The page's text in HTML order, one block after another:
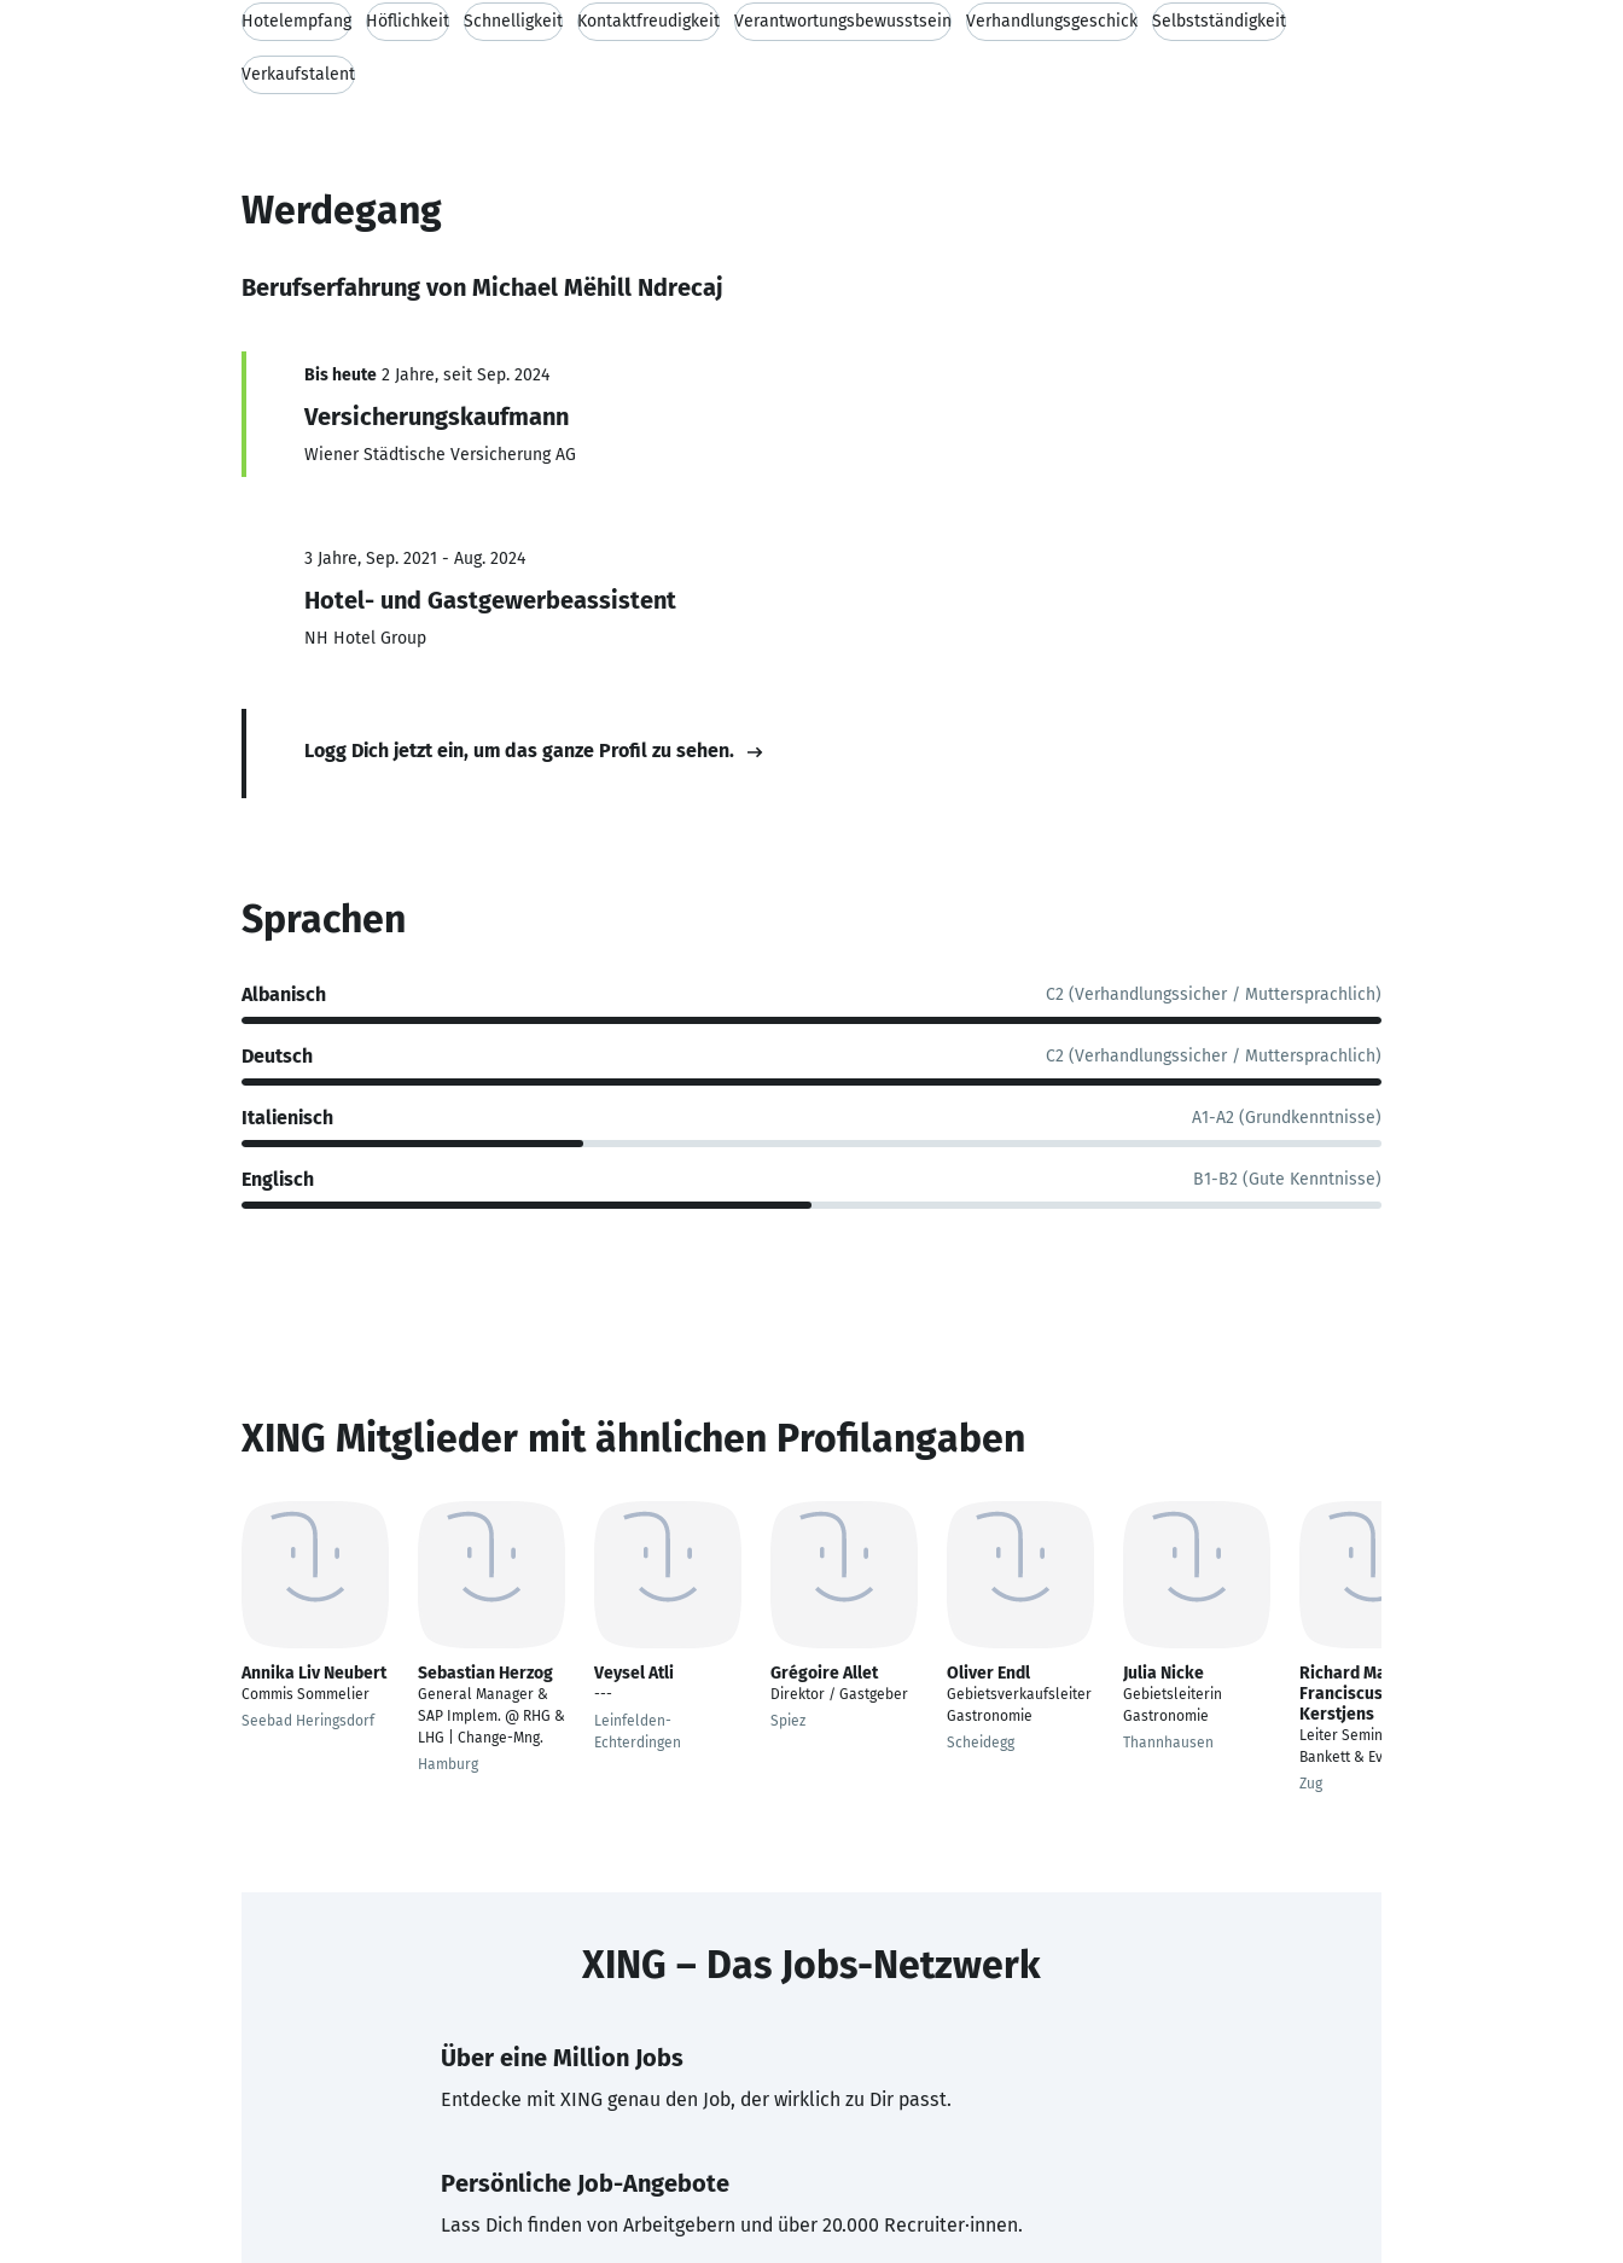
Hotelempfang Höflichkeit Schnelligkeit Kontaktfreudigkeit Verantwortungsbewusstsein Verhandlungsgeschick Selbstständigkeit
Verkaufstalent
Werdegang
Berufserfahrung von Michael Mëhill Ndrecaj
Bis heute 2 Jahre, seit Sep. 2024
Versicherungskaufmann
Wiener Städtische Versicherung AG
3 Jahre, Sep. 2021 - Aug. 2024
Hotel- und Gastgewerbeassistent
NH Hotel Group
Logg Dich jetzt ein, um das ganze Profil zu sehen.
Sprachen
Albanisch C2 (Verhandlungssicher / Muttersprachlich)
Deutsch C2 (Verhandlungssicher / Muttersprachlich)
Italienisch A1-A2 (Grundkenntnisse)
Englisch B1-B2 (Gute Kenntnisse)
XING Mitglieder mit ähnlichen Profilangaben
Annika Liv Neubert
Commis Sommelier
Seebad Heringsdorf
Sebastian Herzog
General Manager &
SAP Implem. @ RHG &
LHG | Change-Mng.
Hamburg
Veysel Atli
---
Leinfelden-
Echterdingen
Grégoire Allet
Direktor / Gastgeber
Spiez
Oliver Endl
Gebietsverkaufsleiter
Gastronomie
Scheidegg
Julia Nicke
Gebietsleiterin
Gastronomie
Thannhausen
Richard Maria
Franciscus
Kerstjens
Leiter Seminar,
Bankett & Events
Zug
XING – Das Jobs-Netzwerk
Über eine Million Jobs
Entdecke mit XING genau den Job, der wirklich zu Dir passt.
Persönliche Job-Angebote
Lass Dich finden von Arbeitgebern und über 20.000 Recruiter·innen.